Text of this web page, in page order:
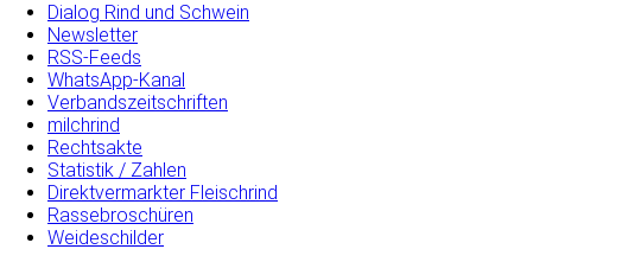
Dialog Rind und Schwein
Newsletter
RSS-Feeds
WhatsApp-Kanal
Verbandszeitschriften
milchrind
Rechtsakte
Statistik / Zahlen
Direktvermarkter Fleischrind
Rassebroschüren
Weideschilder